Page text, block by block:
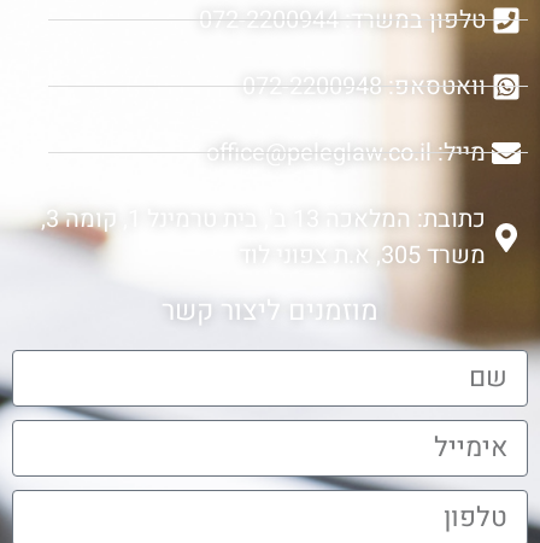
טלפון במשרד: 072-2200944
וואטסאפ: 072-2200948
מייל: office@peleglaw.co.il
כתובת: המלאכה 13 ב', בית טרמינל 1, קומה 3,
משרד 305, א.ת צפוני לוד
מוזמנים ליצור קשר